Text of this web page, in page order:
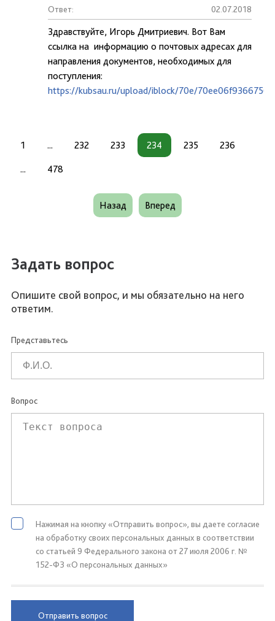
Ответ: 02.07.2018
Здравствуйте, Игорь Дмитриевич. Вот Вам
ссылка на информацию о почтовых адресах для
направления документов, необходимых для
поступления:
https://kubsau.ru/upload/iblock/70e/
1 ... 232 233 234 235 236
... 478
Назад Вперед
Задать вопрос
Опишите свой вопрос, и мы обязательно на него
ответим.
Представьтесь
Вопрос
Нажимая на кнопку «Отправить вопрос», вы даете согласие
на обработку своих персональных данных в соответствии
со статьей 9 Федерального закона от 27 июля 2006 г. №
152-ФЗ «О персональных данных»
Отправить вопрос